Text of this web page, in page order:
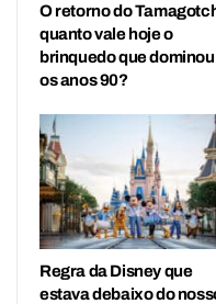
O retorno do
quanto vale hoje o
brinquedo que dominou
os anos 90?
Regra da Disney que
estava debaixo do